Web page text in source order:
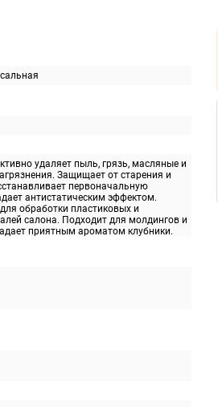
удаляет пыль, грязь, масляные и
Защищает от старения и
первоначальную
антистатическим эффектом.
обработки пластиковых и
салона. Подходит для молдингов и
приятным ароматом клубники.